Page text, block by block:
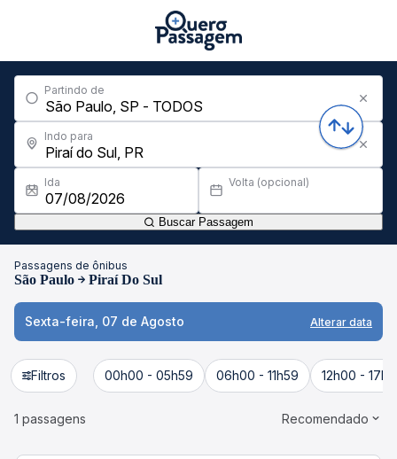
Partindo de
Indo para
Ida Volta (opcional)
Buscar Passagem
Passagens de ônibus
São Paulo Piraí Do Sul
Sexta-feira, 07 de Agosto Alterar data
Filtros 00h00 - 05h59 06h00 - 11h59 12h00 -
1 passagens Recomendado